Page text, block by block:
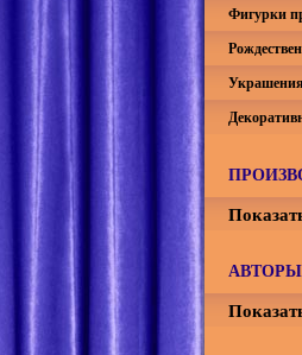
Фигурки
АВТОРЫ